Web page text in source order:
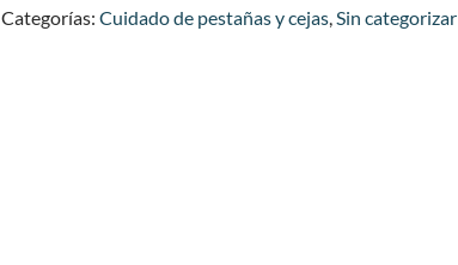
cantidad
Categorías:Cuidado de pestañas y cejas,Sin categorizar